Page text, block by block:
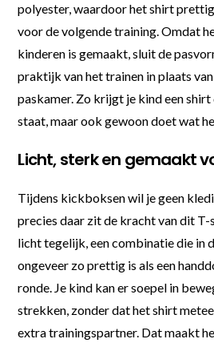
polyester, waardoor het shirt
voor de volgende training. Omdat
kinderen is gemaakt, sluit de
praktijk van het trainen in plaats
paskamer. Zo krijgt je kind een
staat, maar ook gewoon doet wat
Licht, sterk en gemaakt
Tijdens kickboksen wil je geen
precies daar zit de kracht van dit
licht tegelijk, een combinatie die in
ongeveer zo prettig is als een
ronde. Je kind kan er soepel in
strekken, zonder dat het shirt
extra trainingspartner. Dat maakt